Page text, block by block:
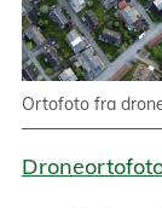
Ortofoto fra